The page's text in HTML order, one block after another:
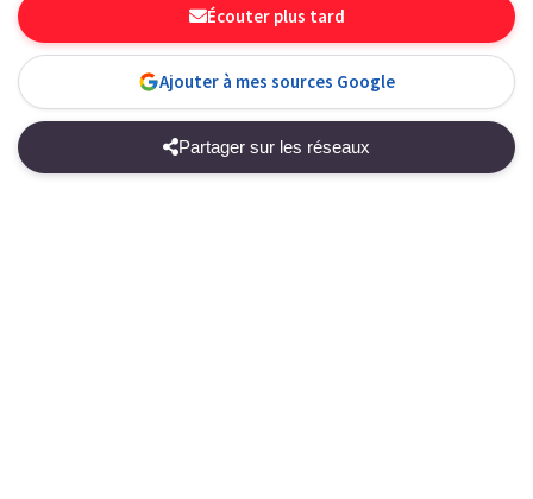
Écouter plus tard
Ajouter à mes sources Google
Partager sur les réseaux